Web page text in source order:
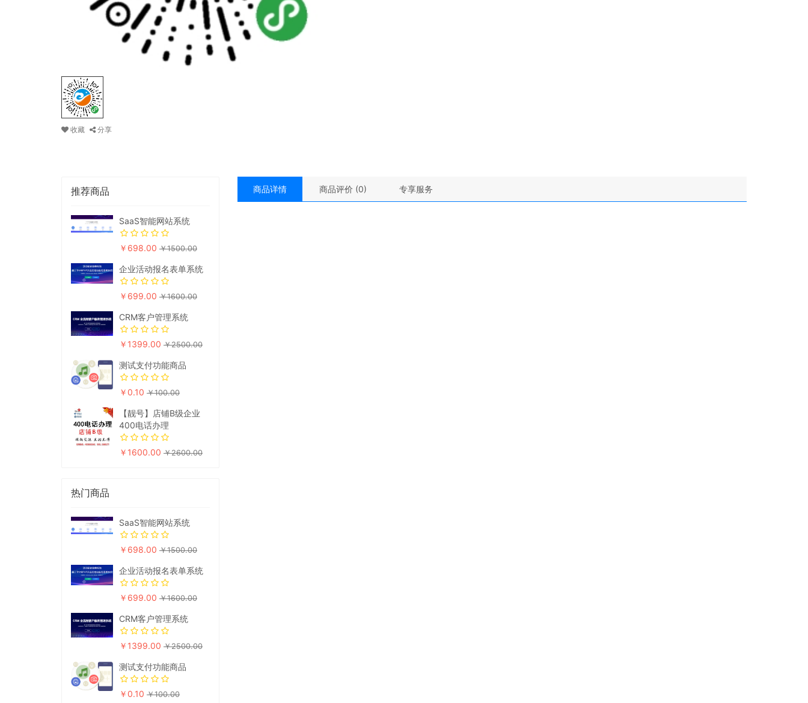
收藏 分享
推荐商品
SaaS智能网站系统
￥698.00 ￥1500.00
企业活动报名表单系统
￥699.00 ￥1600.00
CRM客户管理系统
￥1399.00 ￥2500.00
测试支付功能商品
￥0.10 ￥100.00
【靓号】店铺B级企业
400电话办理
￥1600.00 ￥2600.00
热门商品
SaaS智能网站系统
￥698.00 ￥1500.00
企业活动报名表单系统
￥699.00 ￥1600.00
CRM客户管理系统
￥1399.00 ￥2500.00
测试支付功能商品
￥0.10 ￥100.00
商品详情 商品评价 (0) 专享服务